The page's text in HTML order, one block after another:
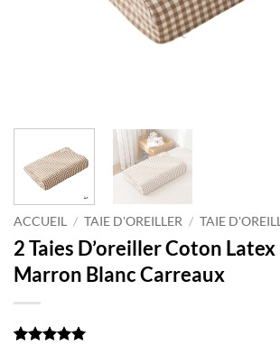
ACCUEIL / TAIE D'OREILLER / TAIE
2 Taies D’oreiller Coton
Marron Blanc Carreaux